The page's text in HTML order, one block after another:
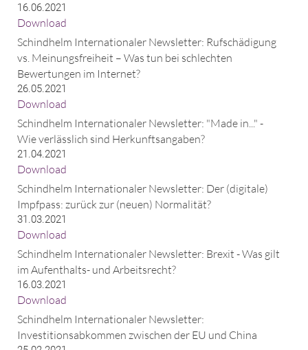
16.06.2021
Download
Schindhelm Internationaler Newsletter: Rufschädigung
vs. Meinungsfreiheit – Was tun bei schlechten
Bewertungen im Internet?
26.05.2021
Download
Schindhelm Internationaler Newsletter: "Made in..." -
Wie verlässlich sind Herkunftsangaben?
21.04.2021
Download
Schindhelm Internationaler Newsletter: Der (digitale)
Impfpass: zurück zur (neuen) Normalität?
31.03.2021
Download
Schindhelm Internationaler Newsletter: Brexit - Was gilt
im Aufenthalts- und Arbeitsrecht?
16.03.2021
Download
Schindhelm Internationaler Newsletter:
Investitionsabkommen zwischen der EU und China